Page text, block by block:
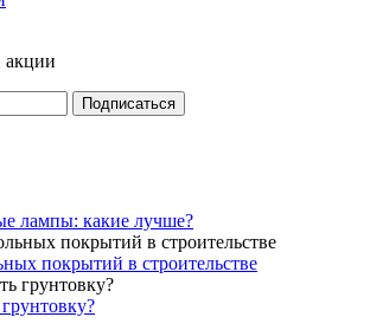
акции
Подписаться
лампы: какие лучше?
покрытий в строительстве